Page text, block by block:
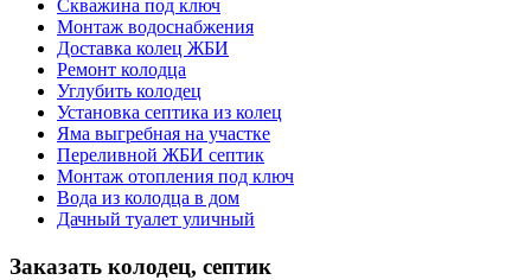
Скважина под ключ
Монтаж водоснабжения
Доставка колец ЖБИ
Ремонт колодца
Углубить колодец
Установка септика из колец
Яма выгребная на участке
Переливной ЖБИ септик
Монтаж отопления под ключ
Вода из колодца в дом
Дачный туалет уличный
Заказать колодец, септик